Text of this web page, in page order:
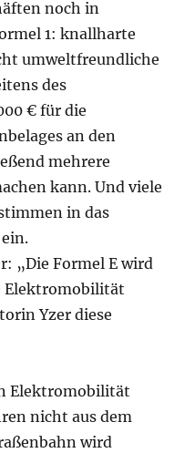
noch in
1: knallharte
umweltfreundliche
des
€ für die
an den
mehrere
kann. Und viele
in das
„Die Formel E wird
Elektromobilität
Yzer diese
Elektromobilität
nicht aus dem
wird